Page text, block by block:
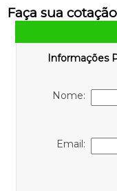
Faça sua cotação
Informações
Nome:
Email: